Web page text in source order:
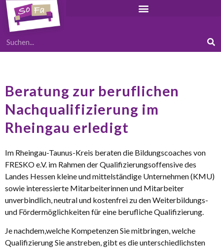
Beratung zur beruflichen
Nachqualifizierung im
Rheingau erledigt
Im Rheingau-Taunus-Kreis beraten die Bildungscoaches von
FRESKO e.V. im Rahmen der Qualifizierungsoffensive des
Landes Hessen kleine und mittelständige Unternehmen (KMU)
sowie interessierte Mitarbeiterinnen und Mitarbeiter
unverbindlich, neutral und kostenfrei zu den Weiterbildungs-
und Fördermöglichkeiten für eine berufliche Qualifizierung.
Je nachdem,welche Kompetenzen Sie mitbringen, welche
Qualifizierung Sie anstreben, gibt es die unterschiedlichsten